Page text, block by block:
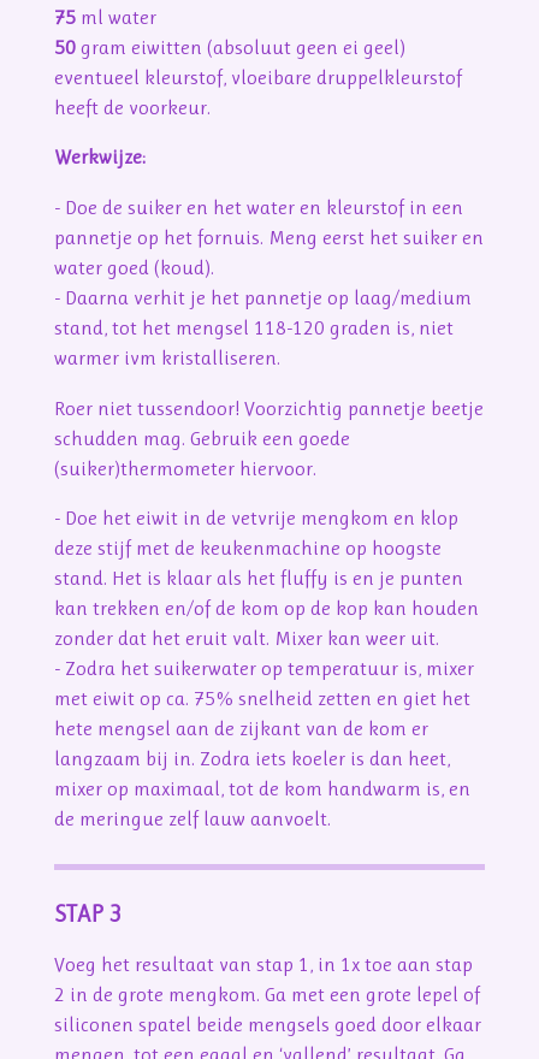
75ml water
50gram eiwitten (absoluut geen ei geel)
eventueel kleurstof, vloeibare druppelkleurstof
heeft de voorkeur.
Werkwijze:
- Doe de suiker en het water en kleurstof in een
pannetje op het fornuis. Meng eerst het suiker en
water goed (koud).
- Daarna verhit je het pannetje op laag/medium
stand, tot het mengsel 118-120 graden is, niet
warmer ivm kristalliseren.
Roer niet tussendoor! Voorzichtig pannetje beetje
schudden mag. Gebruik een goede
(suiker)thermometer hiervoor.
- Doe het eiwit in de vetvrije mengkom en klop
deze stijf met de keukenmachine op hoogste
stand. Het is klaar als het fluffy is en je punten
kan trekken en/of de kom op de kop kan houden
zonder dat het eruit valt. Mixer kan weer uit.
- Zodra het suikerwater op temperatuur is, mixer
met eiwit op ca. 75% snelheid zetten en giet het
hete mengsel aan de zijkant van de kom er
langzaam bij in. Zodra iets koeler is dan heet,
mixer op maximaal, tot de kom handwarm is, en
de meringue zelf lauw aanvoelt.
STAP 3
Voeg het resultaat van stap 1, in 1x toe aan stap
2 in de grote mengkom. Ga met een grote lepel of
siliconen spatel beide mengsels goed door elkaar